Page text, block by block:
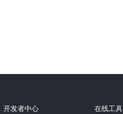
开发者中心
在线工具